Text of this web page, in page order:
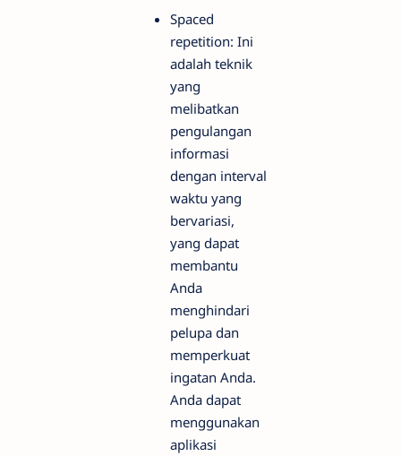
Spaced
repetition: Ini
adalah teknik
yang
melibatkan
pengulangan
informasi
dengan interval
waktu yang
bervariasi,
yang dapat
membantu
Anda
menghindari
pelupa dan
memperkuat
ingatan Anda.
Anda dapat
menggunakan
aplikasi